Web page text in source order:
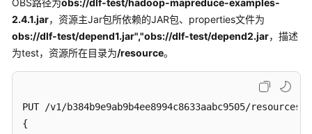
管
理
中
据
OBS路径为obs://dlf-test/hadoop-mapreduce-examples-
2.4.1.jar，资源主Jar包所依赖的JAR包、properties文件为
obs://dlf-test/depend1.jar","obs://dlf-test/depend2.jar，描述
为test，资源所在目录为/resource。
PUT /v1/b384b9e9ab9b4ee8994c8633aabc9505/
{